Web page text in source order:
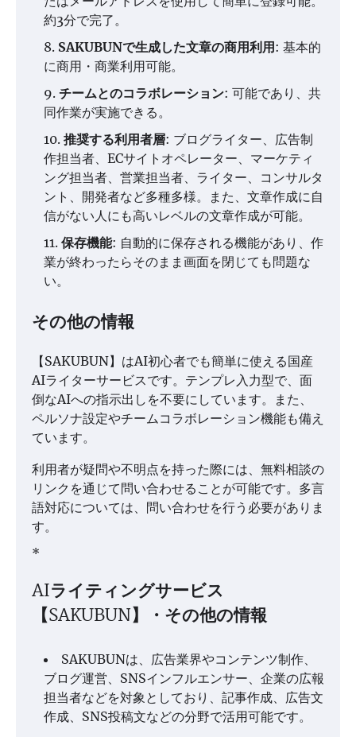
約3分で完了。
SAKUBUNで生成した文章の商用利用: 基本的
に商用・商業利用可能。
チームとのコラボレーション: 可能であり、共
同作業が実施できる。
推奨する利用者層: ブログライター、広告制
作担当者、ECサイトオペレーター、マーケティ
ング担当者、営業担当者、ライター、コンサルタ
ント、開発者など多種多様。また、文章作成に自
信がない人にも高いレベルの文章作成が可能。
保存機能: 自動的に保存される機能があり、作
業が終わったらそのまま画面を閉じても問題な
い。
その他の情報
【SAKUBUN】はAI初心者でも簡単に使える国産
AIライターサービスです。テンプレ入力型で、面
倒なAIへの指示出しを不要にしています。また、
ペルソナ設定やチームコラボレーション機能も備え
ています。
利用者が疑問や不明点を持った際には、無料相談の
リンクを通じて問い合わせることが可能です。多言
語対応については、問い合わせを行う必要がありま
す。
*
AIライティングサービス
【SAKUBUN】・その他の情報
SAKUBUNは、広告業界やコンテンツ制作、
ブログ運営、SNSインフルエンサー、企業の広報
担当者などを対象としており、記事作成、広告文
作成、SNS投稿文などの分野で活用可能です。